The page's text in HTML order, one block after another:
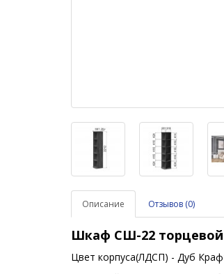
Описание Отзывов (0)
Шкаф СШ-22 торцевой
Цвет корпуса(ЛДСП) - Дуб